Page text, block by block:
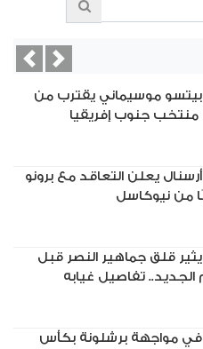
بيتسو موسيماني يقترب من
منتخب جنوب إفريقيا
يعلن التعاقد مع برونو
من نيوكاسل
يثير قلق جماهير النصر قبل
الجديد.. تفاصيل غيابه
في مواجهة برشلونة بكأس
Next